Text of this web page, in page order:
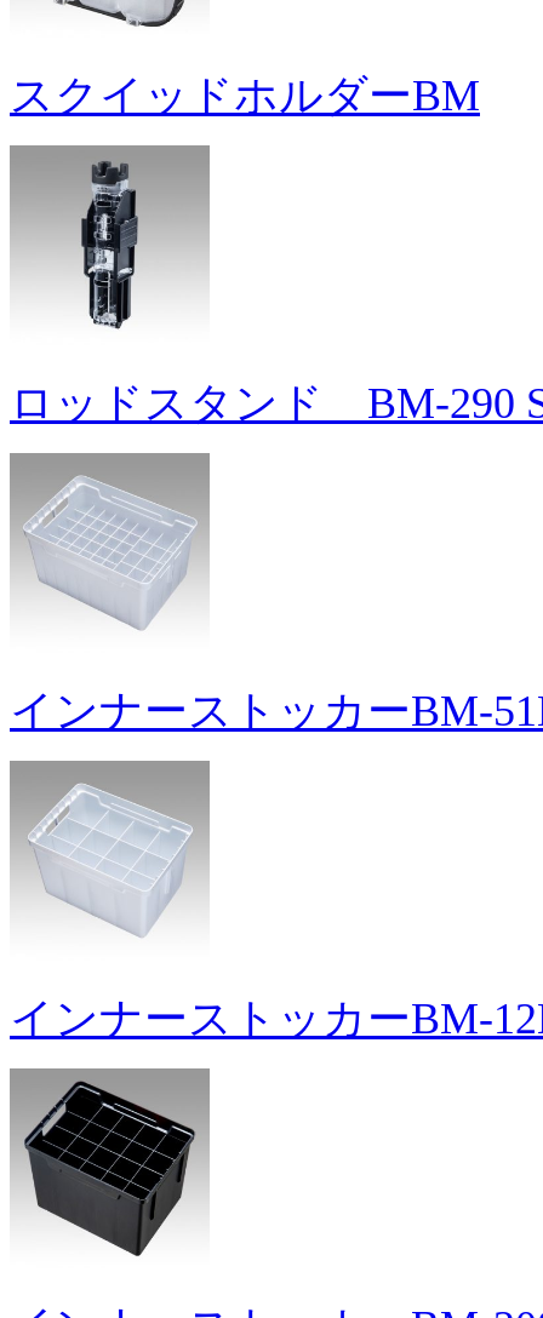
スクイッドホルダーBM
ロッドスタンド BM-290
インナーストッカーBM-
インナーストッカーBM-